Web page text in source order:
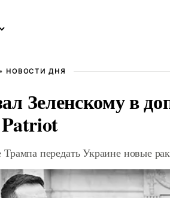
НОВОСТИ ДНЯ
Зеленскому в
передать Украине новые